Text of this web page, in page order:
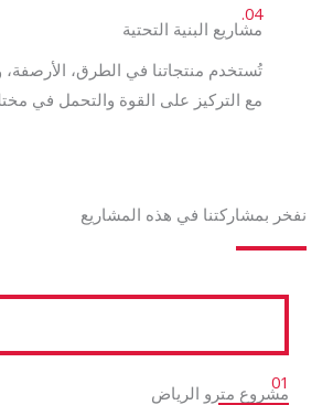
04.
مشاريع البنية التحتية
تُستخدم منتجاتنا في الطرق، الأرصفة،
مع التركيز على القوة والتحمل في
نفخر بمشاركتنا في هذه المشاريع
01
مشروع مترو الرياض